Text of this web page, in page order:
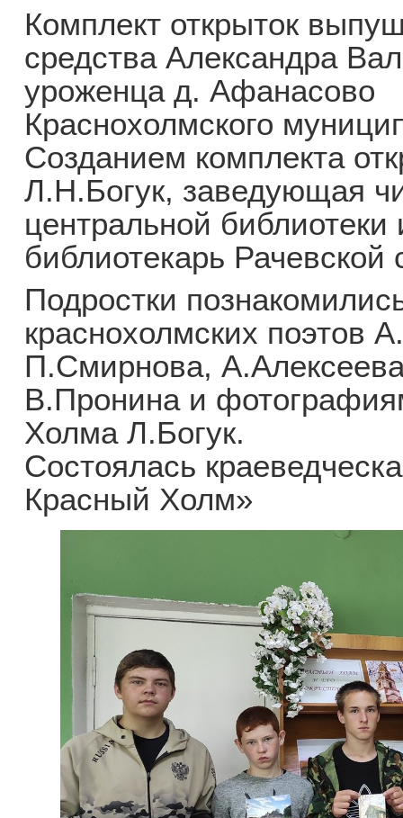
Комплект открыток
средства Александра
уроженца д. Афанасово
Краснохолмского
Созданием комплекта
Л.Н.Богук, заведующая
центральной
библиотекарь Рачевской
Подростки
краснохолмских поэтов
П.Смирнова,
В.Пронина и
Холма Л.Богук.
Состоялась
Красный Холм»